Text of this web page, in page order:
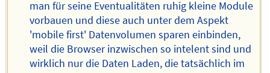
man für seine Eventualitäten ruhig kleine Module
vorbauen und diese auch unter dem Aspekt
'mobile first' Datenvolumen sparen einbinden,
weil die Browser inzwischen so intelent sind und
wirklich nur die Daten Laden, die tatsächlich im